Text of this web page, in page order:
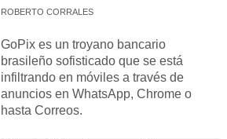
ROBERTO CORRALES
GoPix es un troyano bancario
brasileño sofisticado que se está
infiltrando en móviles a través de
anuncios en WhatsApp, Chrome o
hasta Correos.